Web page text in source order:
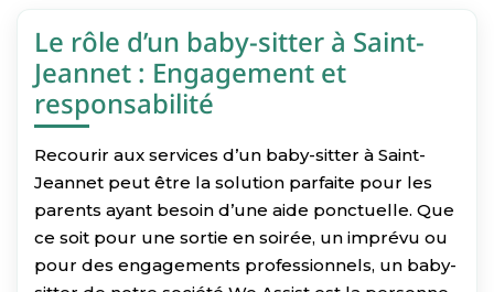
Le rôle d’un baby-sitter à Saint-
Jeannet : Engagement et
responsabilité
Recourir aux services d’un baby-sitter à Saint-
Jeannet peut être la solution parfaite pour les
parents ayant besoin d’une aide ponctuelle. Que
ce soit pour une sortie en soirée, un imprévu ou
pour des engagements professionnels, un baby-